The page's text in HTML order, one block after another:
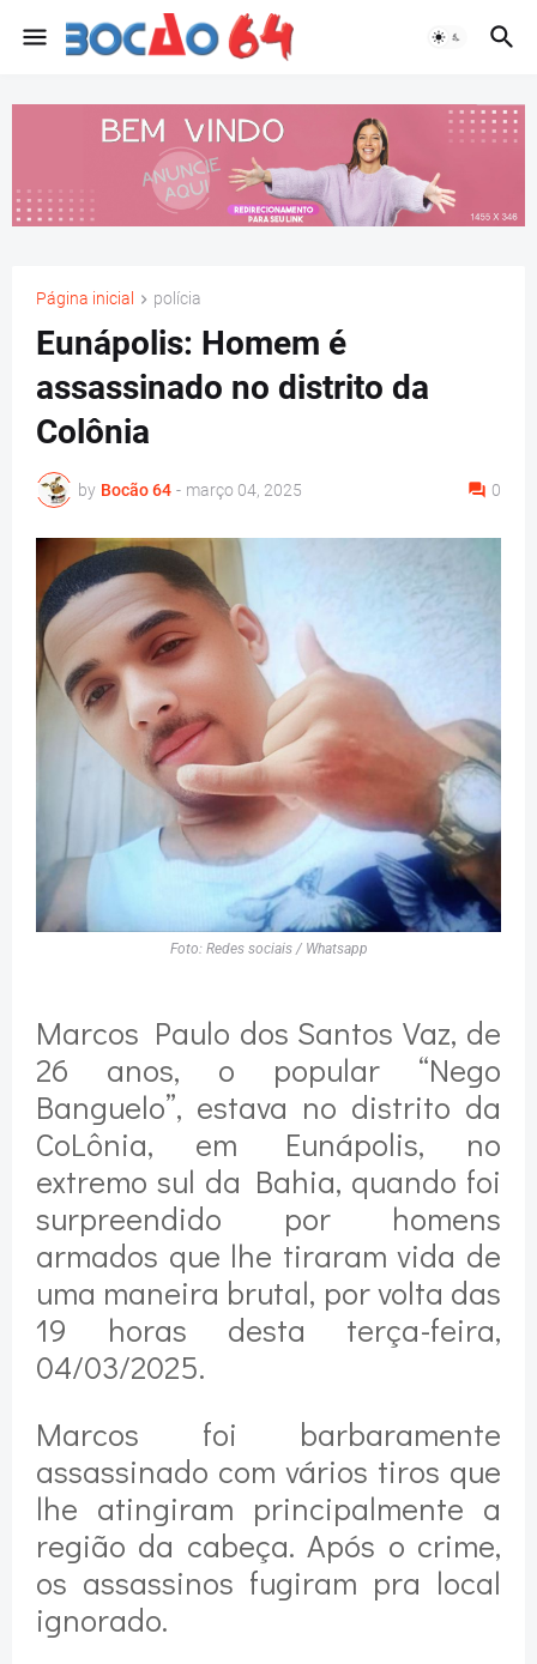
Página inicial polícia
Eunápolis: Homem é
assassinado no distrito da
Colônia
by Bocão 64 - março 04, 2025 0
Foto: Redes sociais / Whatsapp
Marcos Paulo dos Santos Vaz, de
26 anos, o popular “Nego
Banguelo”, estava no distrito da
CoLônia, em Eunápolis, no
extremo sul da Bahia, quando foi
surpreendido por homens
armados que lhe tiraram vida de
uma maneira brutal, por volta das
19 horas desta terça-feira,
04/03/2025.
Marcos foi barbaramente
assassinado com vários tiros que
lhe atingiram principalmente a
região da cabeça. Após o crime,
os assassinos fugiram pra local
ignorado.